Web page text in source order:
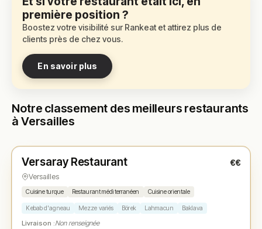
première position ?
Boostez votre visibilité sur Rankeat et attirez plus de
clients près de chez vous.
En savoir plus
Notre classement des meilleurs restaurants
à Versailles
★ N° 1
Versaray Restaurant €€
Versailles
Cuisine turque Restaurant méditerranéen Cuisine orientale
Kebab d'agneau Mezze variés Börek Lahmacun Baklava
Livraison :Non renseignée